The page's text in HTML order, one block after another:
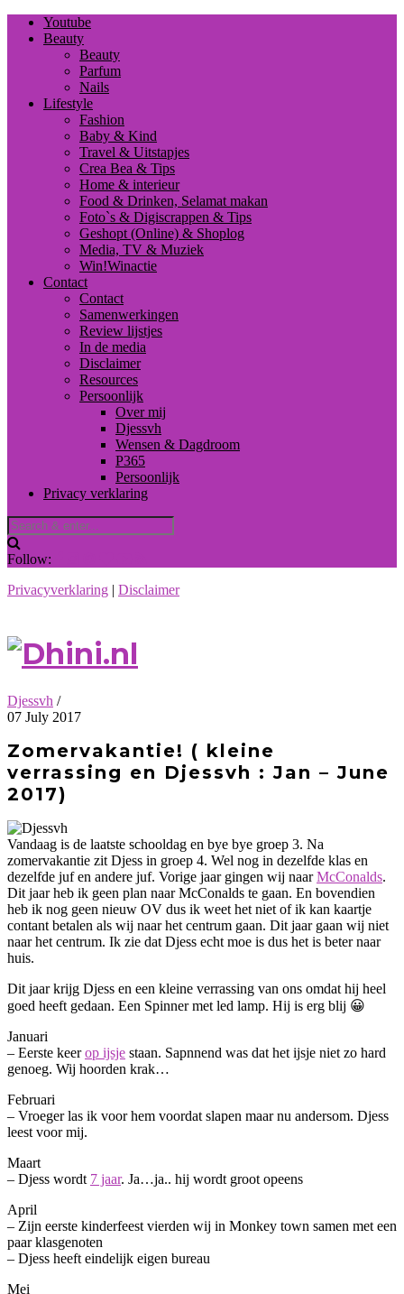
Youtube
Beauty
Beauty
Parfum
Nails
Lifestyle
Fashion
Baby & Kind
Travel & Uitstapjes
Crea Bea & Tips
Home & interieur
Food & Drinken, Selamat makan
Foto`s & Digiscrappen & Tips
Geshopt (Online) & Shoplog
Media, TV & Muziek
Win!Winactie
Contact
Contact
Samenwerkingen
Review lijstjes
In de media
Disclaimer
Resources
Persoonlijk
Over mij
Djessvh
Wensen & Dagdroom
P365
Persoonlijk
Privacy verklaring
Follow:
Privacyverklaring | Disclaimer
Djessvh /
07 July 2017
Zomervakantie! ( kleine
verrassing en Djessvh : Jan – June
2017)
Vandaag is de laatste schooldag en bye bye groep 3. Na
zomervakantie zit Djess in groep 4. Wel nog in dezelfde klas en
dezelfde juf en andere juf. Vorige jaar gingen wij naarMcConalds.
Dit jaar heb ik geen plan naar McConalds te gaan. En bovendien
heb ik nog geen nieuw OV dus ik weet het niet of ik kan kaartje
contant betalen als wij naar het centrum gaan. Dit jaar gaan wij niet
naar het centrum. Ik zie dat Djess echt moe is dus het is beter naar
huis.
Dit jaar krijg Djess en een kleine verrassing van ons omdat hij heel
goed heeft gedaan. Een Spinner met led lamp. Hij is erg blij 😀
Januari
– Eerste keerop ijsje staan. Sapnnend was dat het ijsje niet zo hard
genoeg. Wij hoorden krak…
Februari
– Vroeger las ik voor hem voordat slapen maar nu andersom. Djess
leest voor mij.
Maart
– Djess wordt 7 jaar. Ja…ja.. hij wordt groot opeens
April
– Zijn eerste kinderfeest vierden wij in Monkey town samen met een
paar klasgenoten
– Djess heeft eindelijk eigen bureau
Mei